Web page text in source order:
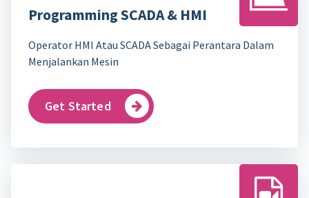
Programming SCADA & HMI
Operator HMI Atau SCADA Sebagai Perantara Dalam
Menjalankan Mesin
Get Started